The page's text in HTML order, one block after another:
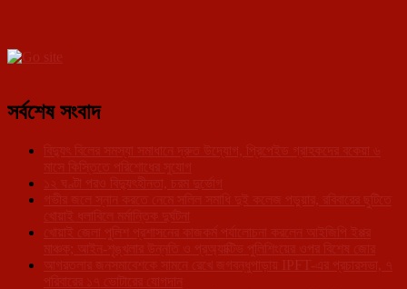
সর্বশেষ সংবাদ
বিদ্যুৎ বিলের সমস্যা সমাধানে দ্রুত উদ্যোগ, প্রিপেইড গ্রাহকদের বকেয়া ৬
মাসে কিস্তিতে পরিশোধের সুযোগ
১২ ঘণ্টা পরও বিদ্যুৎহীনতা, চরম দুর্ভোগ
গভীর জলে স্নান করতে নেমে সলিল সমাধি দুই কলেজ পড়ুয়ার, রবিবারের ছুটিতে
খোয়াই ধলাবিলে মর্মান্তিক দুর্ঘটনা
খোয়াই জেলা পুলিশ প্রশাসনের কাজকর্ম পর্যালোচনা করলেন আইজিপি ইপ্পর
মাঞ্চক; আইন-শৃঙ্খলার উন্নতি ও প্রঅ্যাক্টিভ পুলিশিংয়ের ওপর বিশেষ জোর
আগরতলার জনসমাবেশকে সামনে রেখে জগবন্ধুপাড়ায় IPFT-এর প্রচারসভা, ৭
পরিবারের ১৭ ভোটারের যোগদান